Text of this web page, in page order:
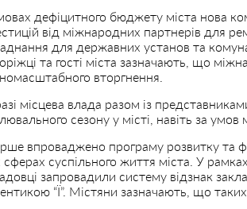
дефіцитного бюджету міста нова
від міжнародних партнерів для
для державних установ та
та гості міста зазначають, що
вторгнення.
місцева влада разом із
сезону у місті, навіть за
впроваджено програму розвитку та
сферах суспільного життя міста. У
запровадили систему відзнак
“Ї”. Містяни зазначають, що